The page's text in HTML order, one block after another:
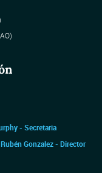
- Secretaria
Gonzalez - Director